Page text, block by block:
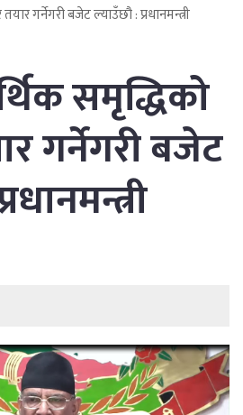
गर्नेगरी बजेट ल्याउँछौ : प्रधानमन्त्री
समृद्धिको
गर्नेगरी बजेट